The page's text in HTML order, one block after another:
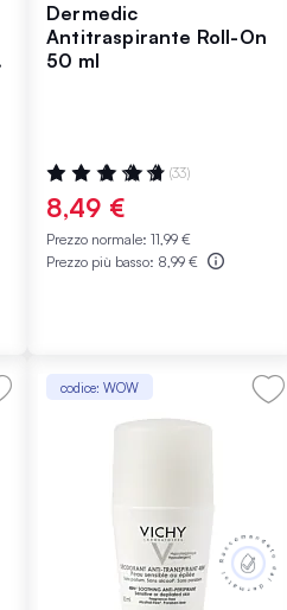
Dermedic
Antitraspirante Roll-On
50 ml
Valutazione:
97%
(33)
8,49 €
Prezzo normale: 11,99 €
Prezzo più basso: 8,99 €
codice: WOW